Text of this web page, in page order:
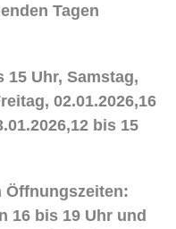
Tagen
15 Uhr, Samstag,
02.01.2026,16
bis 15
Öffnungszeiten:
16 bis 19 Uhr und